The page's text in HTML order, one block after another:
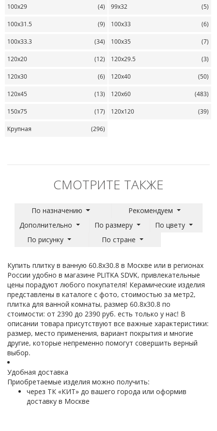
100х29 (4) 99х32 (5)
100х31.5 (9) 100х33 (6)
100х33.3 (34) 100х35 (7)
120х20 (12) 120х29.5 (3)
120х30 (6) 120х40 (50)
120х45 (13) 120х60 (483)
150х75 (17) 120х120 (39)
Крупная (296)
СМОТРИТЕ ТАКЖЕ
По назначению
Рекомендуем
Дополнительно
По размеру
По цвету
По рисунку
По стране
Купить плитку в ванную 60.8х30.8 в Москве или в регионах
России удобно в магазине PLITKA SDVK, привлекательные
цены порадуют любого покупателя! Керамические изделия
представлены в каталоге с фото, стоимостью за метр2,
плитка для ванной комнаты, размер 60.8х30.8 по
стоимости: от 2390 до 2390 руб. есть только у нас! В
описании товара присутствуют все важные характеристики:
размер, место применения, вариант покрытия и многие
другие, которые непременно помогут совершить верный
выбор.
Удобная доставка
Приобретаемые изделия можно получить:
через ТК «КИТ» до вашего города или оформив
доставку в Москве